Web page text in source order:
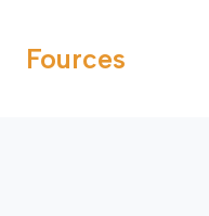
contenu
Fources